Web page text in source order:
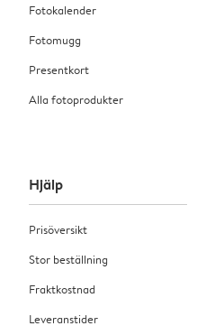
Fotokalender
Fotomugg
Presentkort
Alla fotoprodukter
Hjälp
Prisöversikt
Stor beställning
Fraktkostnad
Leveranstider